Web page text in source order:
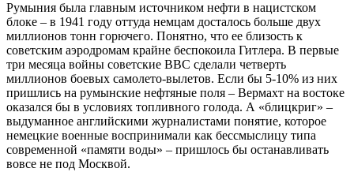
Румыния была главным источником нефти в нацистском
блоке – в 1941 году оттуда немцам досталось больше двух
миллионов тонн горючего. Понятно, что ее близость к
советским аэродромам крайне беспокоила Гитлера. В первые
три месяца войны советские ВВС сделали четверть
миллионов боевых самолето-вылетов. Если бы 5-10% из них
пришлись на румынские нефтяные поля – Вермахт на востоке
оказался бы в условиях топливного голода. А «блицкриг» –
выдуманное английскими журналистами понятие, которое
немецкие военные воспринимали как бессмыслицу типа
современной «памяти воды» – пришлось бы останавливать
вовсе не под Москвой.